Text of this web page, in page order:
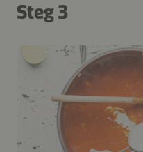
Steg 3